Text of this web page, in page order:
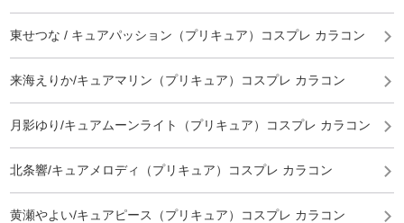
東せつな / キュアパッション（プリキュア）コスプレ カラコン
来海えりか/キュアマリン（プリキュア）コスプレ カラコン
月影ゆり/キュアムーンライト（プリキュア）コスプレ カラコン
北条響/キュアメロディ（プリキュア）コスプレ カラコン
黄瀬やよい/キュアピース（プリキュア）コスプレ カラコン